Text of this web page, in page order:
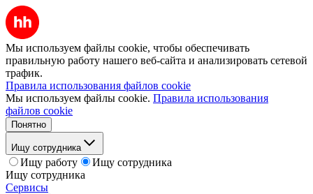
Мы используем файлы cookie, чтобы обеспечивать
правильную работу нашего веб-сайта и анализировать сетевой
трафик.
Правила использования файлов cookie
Мы используем файлы cookie. Правила использования
файлов cookie
Понятно
Ищу сотрудника
Ищу работу
Ищу сотрудника
Ищу сотрудника
Сервисы